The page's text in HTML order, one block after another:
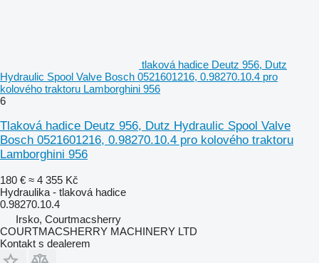
tlaková hadice Deutz 956, Dutz
Hydraulic Spool Valve Bosch 0521601216, 0.98270.10.4 pro
kolového traktoru Lamborghini 956
6
Tlaková hadice Deutz 956, Dutz Hydraulic Spool Valve
Bosch 0521601216, 0.98270.10.4 pro kolového traktoru
Lamborghini 956
180 € ≈ 4 355 Kč
Hydraulika - tlaková hadice
0.98270.10.4
Irsko, Courtmacsherry
COURTMACSHERRY MACHINERY LTD
Kontakt s dealerem